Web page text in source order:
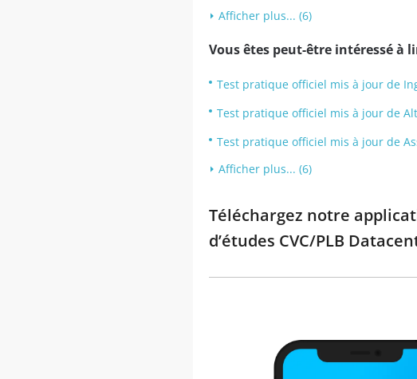
Afficher plus... (6)
Vous êtes peut-être intéressé à
Test pratique officiel mis à jour de
Test pratique officiel mis à jour de
Test pratique officiel mis à jour de
Afficher plus... (6)
Téléchargez notre
d’études CVC/PLB